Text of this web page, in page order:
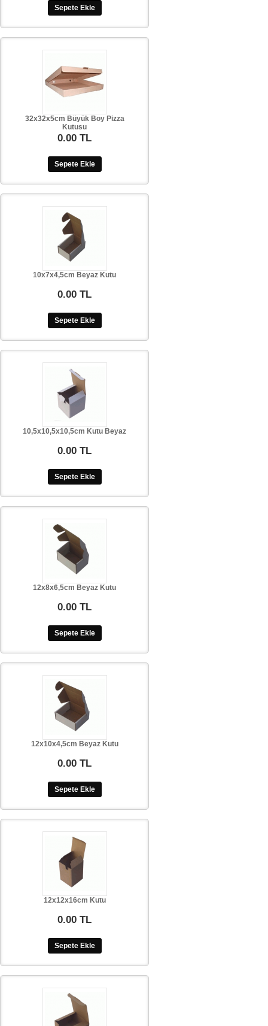
Sepete Ekle
32x32x5cm Büyük Boy Pizza
Kutusu
0.00 TL
Sepete Ekle
10x7x4,5cm Beyaz Kutu
0.00 TL
Sepete Ekle
10,5x10,5x10,5cm Kutu Beyaz
0.00 TL
Sepete Ekle
12x8x6,5cm Beyaz Kutu
0.00 TL
Sepete Ekle
12x10x4,5cm Beyaz Kutu
0.00 TL
Sepete Ekle
12x12x16cm Kutu
0.00 TL
Sepete Ekle